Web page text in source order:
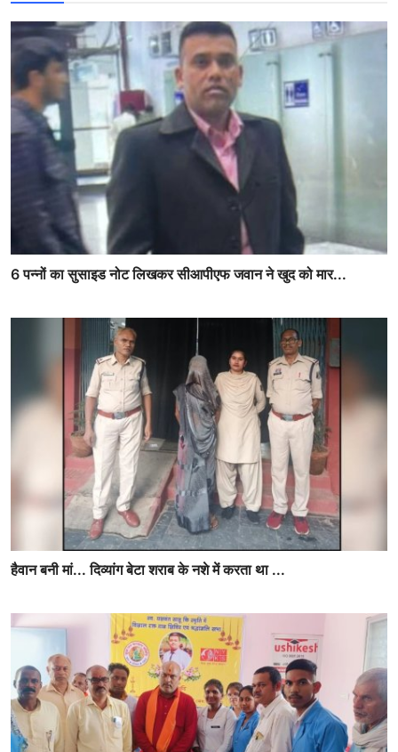
6 पन्नों का सुसाइड नोट लिखकर सीआपीएफ जवान ने खुद को मार...
हैवान बनी मां... दिव्यांग बेटा शराब के नशे में करता था ...